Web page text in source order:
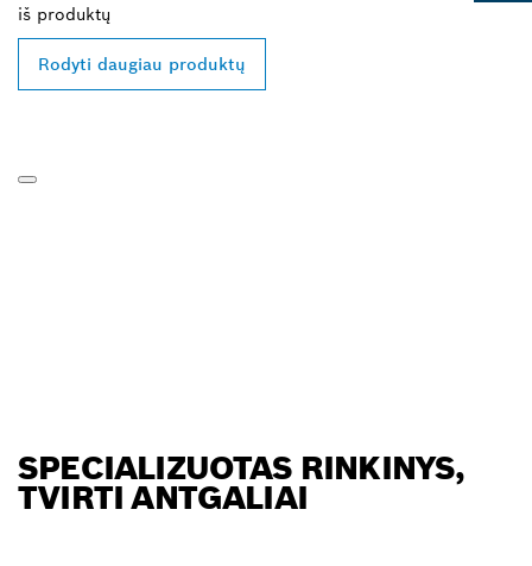
iš produktų
Rodyti daugiau produktų
SPECIALIZUOTAS RINKINYS,
TVIRTI ANTGALIAI